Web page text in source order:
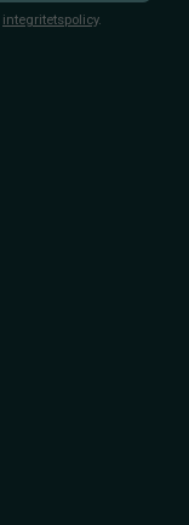
integritetspolicy.